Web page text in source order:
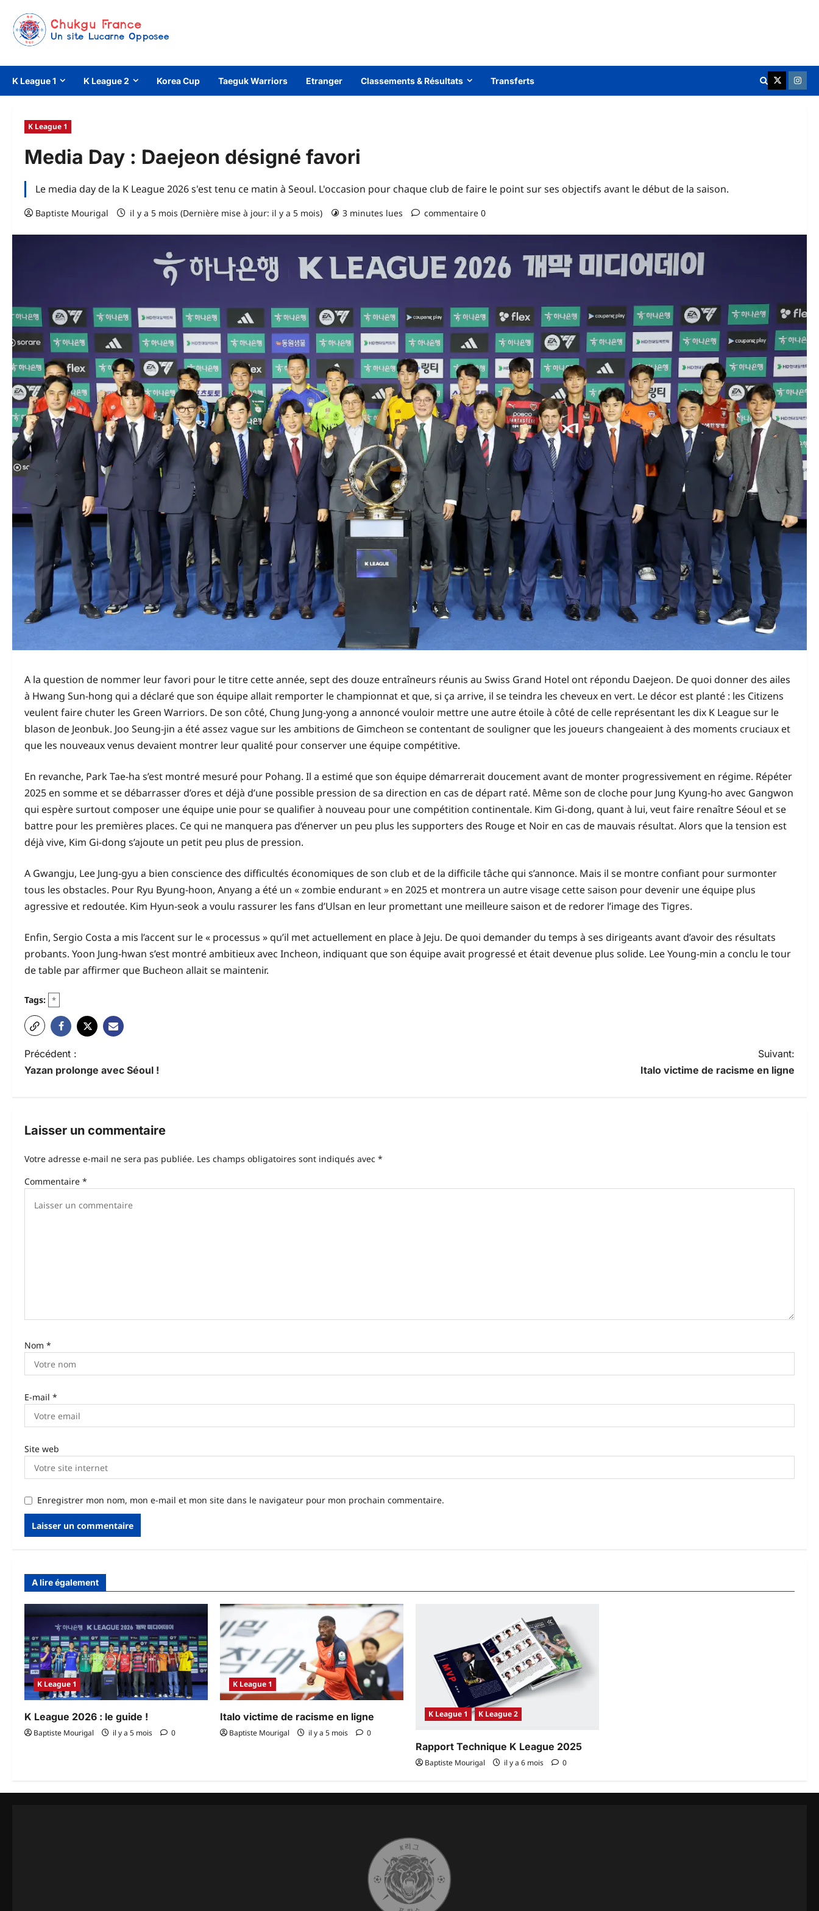
contenu
K League 1 K League 2 Korea Cup Taeguk Warriors Etranger Classements & Résultats Transferts K League
K League 1
Media Day : Daejeon désigné favori
Le media day de la K League 2026 s'est tenu ce matin à Seoul. L'occasion pour chaque club de faire le point sur ses objectifs avant le début de la saison.
Baptiste Mourigal il y a 5 mois (Dernière mise à jour: il y a 5 mois) 3 minutes lues commentaire 0
A la question de nommer leur favori pour le titre cette année, sept des douze entraîneurs réunis au Swiss Grand Hotel ont répondu Daejeon. De quoi donner des ailes
à Hwang Sun-hong qui a déclaré que son équipe allait remporter le championnat et que, si ça arrive, il se teindra les cheveux en vert. Le décor est planté : les Citizens
veulent faire chuter les Green Warriors. De son côté, Chung Jung-yong a annoncé vouloir mettre une autre étoile à côté de celle représentant les dix K League sur le
blason de Jeonbuk. Joo Seung-jin a été assez vague sur les ambitions de Gimcheon se contentant de souligner que les joueurs changeaient à des moments cruciaux et
que les nouveaux venus devaient montrer leur qualité pour conserver une équipe compétitive.
En revanche, Park Tae-ha s’est montré mesuré pour Pohang. Il a estimé que son équipe démarrerait doucement avant de monter progressivement en régime. Répéter
2025 en somme et se débarrasser d’ores et déjà d’une possible pression de sa direction en cas de départ raté. Même son de cloche pour Jung Kyung-ho avec Gangwon
qui espère surtout composer une équipe unie pour se qualifier à nouveau pour une compétition continentale. Kim Gi-dong, quant à lui, veut faire renaître Séoul et se
battre pour les premières places. Ce qui ne manquera pas d’énerver un peu plus les supporters des Rouge et Noir en cas de mauvais résultat. Alors que la tension est
déjà vive, Kim Gi-dong s’ajoute un petit peu plus de pression.
A Gwangju, Lee Jung-gyu a bien conscience des difficultés économiques de son club et de la difficile tâche qui s’annonce. Mais il se montre confiant pour surmonter
tous les obstacles. Pour Ryu Byung-hoon, Anyang a été un « zombie endurant » en 2025 et montrera un autre visage cette saison pour devenir une équipe plus
agressive et redoutée. Kim Hyun-seok a voulu rassurer les fans d’Ulsan en leur promettant une meilleure saison et de redorer l’image des Tigres.
Enfin, Sergio Costa a mis l’accent sur le « processus » qu’il met actuellement en place à Jeju. De quoi demander du temps à ses dirigeants avant d’avoir des résultats
probants. Yoon Jung-hwan s’est montré ambitieux avec Incheon, indiquant que son équipe avait progressé et était devenue plus solide. Lee Young-min a conclu le tour
de table par affirmer que Bucheon allait se maintenir.
Tags: *
N
a
i
a
t
a
r
c
l
e
Précédent :
Yazan prolonge avec Séoul !
Suivant:
Italo victime de racisme en ligne
Laisser un commentaire
Votre adresse e-mail ne sera pas publiée. Les champs obligatoires sont indiqués avec *
Commentaire *
Nom *
E-mail *
Site web
Enregistrer mon nom, mon e-mail et mon site dans le navigateur pour mon prochain commentaire.
A lire également
K League 1
K League 2026 : le guide !
Baptiste Mourigal il y a 5 mois 0
K League 1
Italo victime de racisme en ligne
Baptiste Mourigal il y a 5 mois 0
K League 1 K League 2
Rapport Technique K League 2025
Baptiste Mourigal il y a 6 mois 0